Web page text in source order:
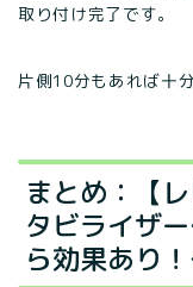
取り付け完了です。
片側10分もあれば十
まとめ：【
タビライザ
ら効果あり